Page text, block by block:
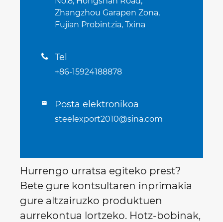
Zhangzhou Garapen Zona,
Fujian Probintzia, Txina
 Tel
+86-15924188878
 Posta elektronikoa
steelexport2010@sina.com
Hurrengo urratsa egiteko prest?
Bete gure kontsultaren inprimakia
gure altzairuzko produktuen
aurrekontua lortzeko. Hotz-bobinak,